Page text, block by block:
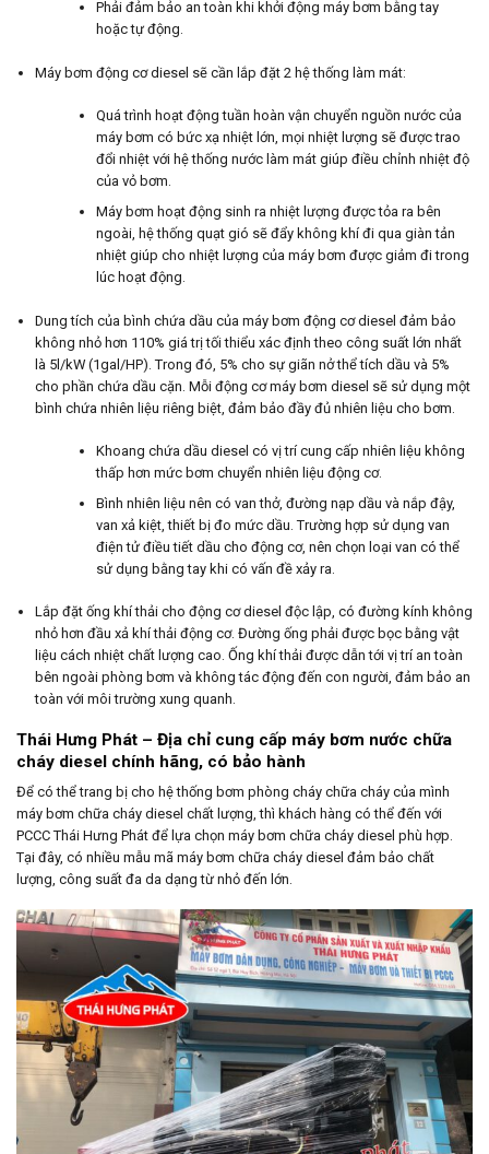
Phải đảm bảo an toàn khi khởi động máy bơm bằng tay
hoặc tự động.
Máy bơm động cơ diesel sẽ cần lắp đặt 2 hệ thống làm mát:
Quá trình hoạt động tuần hoàn vận chuyển nguồn nước của
máy bơm có bức xạ nhiệt lớn, mọi nhiệt lượng sẽ được trao
đổi nhiệt với hệ thống nước làm mát giúp điều chỉnh nhiệt độ
của vỏ bơm.
Máy bơm hoạt động sinh ra nhiệt lượng được tỏa ra bên
ngoài, hệ thống quạt gió sẽ đẩy không khí đi qua giàn tản
nhiệt giúp cho nhiệt lượng của máy bơm được giảm đi trong
lúc hoạt động.
Dung tích của bình chứa dầu của máy bơm động cơ diesel đảm bảo
không nhỏ hơn 110% giá trị tối thiểu xác định theo công suất lớn nhất
là 5l/kW (1gal/HP). Trong đó, 5% cho sự giãn nở thể tích dầu và 5%
cho phần chứa dầu cặn. Mỗi động cơ máy bơm diesel sẽ sử dụng một
bình chứa nhiên liệu riêng biệt, đảm bảo đầy đủ nhiên liệu cho bơm.
Khoang chứa dầu diesel có vị trí cung cấp nhiên liệu không
thấp hơn mức bơm chuyển nhiên liệu động cơ.
Bình nhiên liệu nên có van thở, đường nạp dầu và nắp đậy,
van xả kiệt, thiết bị đo mức dầu. Trường hợp sử dụng van
điện tử điều tiết dầu cho động cơ, nên chọn loại van có thể
sử dụng bằng tay khi có vấn đề xảy ra.
Lắp đặt ống khí thải cho động cơ diesel độc lập, có đường kính không
nhỏ hơn đầu xả khí thải động cơ. Đường ống phải được bọc bằng vật
liệu cách nhiệt chất lượng cao. Ống khí thải được dẫn tới vị trí an toàn
bên ngoài phòng bơm và không tác động đến con người, đảm bảo an
toàn với môi trường xung quanh.
Thái Hưng Phát – Địa chỉ cung cấp máy bơm nước chữa
cháy diesel chính hãng, có bảo hành
Để có thể trang bị cho hệ thống bơm phòng cháy chữa cháy của mình
máy bơm chữa cháy diesel chất lượng, thì khách hàng có thể đến với
PCCC Thái Hưng Phát để lựa chọn máy bơm chữa cháy diesel phù hợp.
Tại đây, có nhiều mẫu mã máy bơm chữa cháy diesel đảm bảo chất
lượng, công suất đa da dạng từ nhỏ đến lớn.